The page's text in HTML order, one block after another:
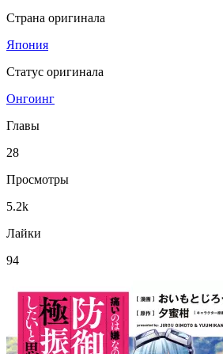
Страна оригинала
Япония
Статус оригинала
Онгоинг
Главы
28
Просмотры
5.2k
Лайки
94